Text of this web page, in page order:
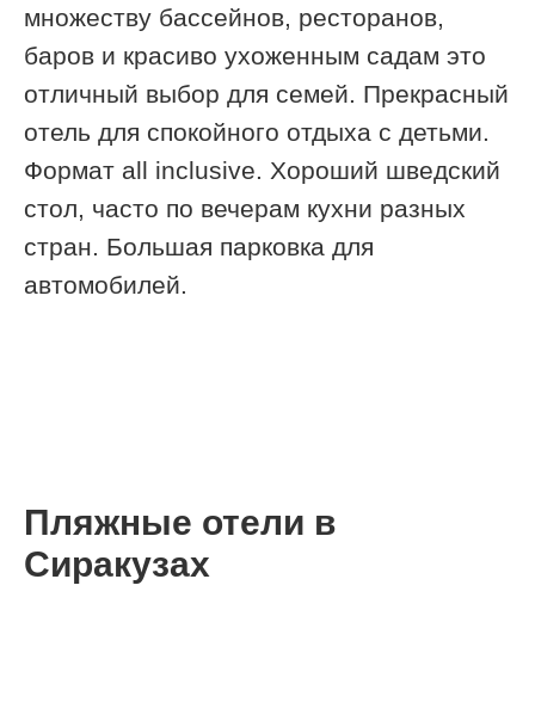
множеству бассейнов, ресторанов,
баров и красиво ухоженным садам это
отличный выбор для семей. Прекрасный
отель для спокойного отдыха с детьми.
Формат all inclusive. Хороший шведский
стол, часто по вечерам кухни разных
стран. Большая парковка для
автомобилей.
Пляжные отели в
Сиракузах